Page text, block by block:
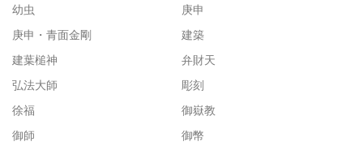
幼虫
庚申
庚申・青面金剛
建築
建葉槌神
弁財天
弘法大師
彫刻
徐福
御嶽教
御師
御幣